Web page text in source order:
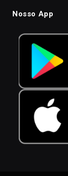
Nosso App